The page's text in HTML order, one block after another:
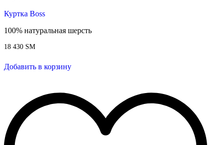
Куртка Boss
100% натуральная шерсть
18 430 ЅМ
Добавить в корзину